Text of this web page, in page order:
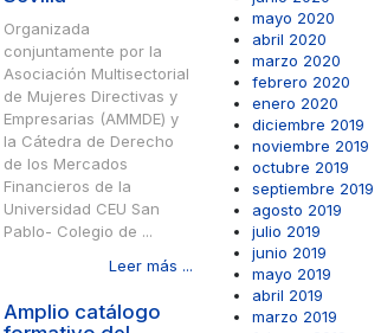
Organizada
conjuntamente por la
Asociación Multisectorial
de Mujeres Directivas y
Empresarias (AMMDE) y
la Cátedra de Derecho
de los Mercados
Financieros de la
Universidad CEU San
Pablo- Colegio de ...
Leer más ...
Amplio catálogo
mayo 2020
abril 2020
marzo 2020
febrero 2020
enero 2020
diciembre 2019
noviembre 2019
octubre 2019
septiembre 2019
agosto 2019
julio 2019
junio 2019
mayo 2019
abril 2019
marzo 2019